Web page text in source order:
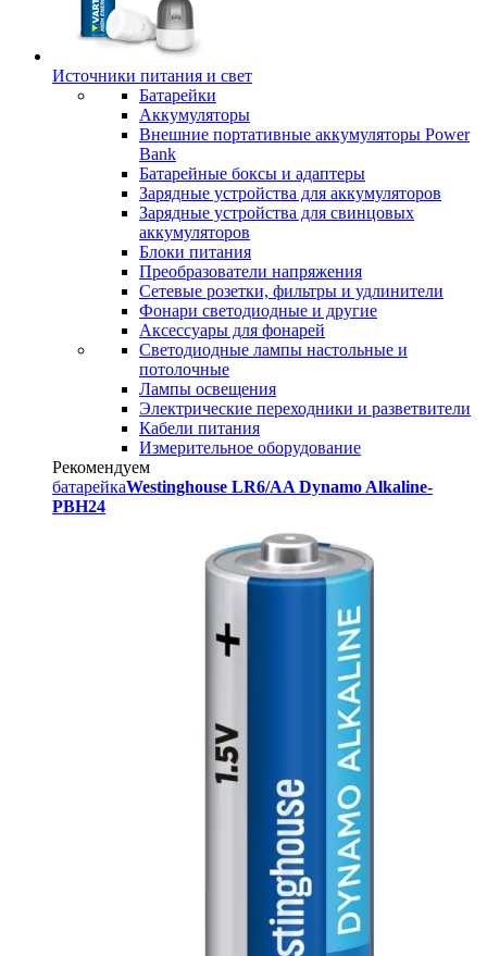
Источники питания и свет
Батарейки
Аккумуляторы
Внешние портативные аккумуляторы Power
Bank
Батарейные боксы и адаптеры
Зарядные устройства для аккумуляторов
Зарядные устройства для свинцовых
аккумуляторов
Блоки питания
Преобразователи напряжения
Сетевые розетки, фильтры и удлинители
Фонари светодиодные и другие
Аксессуары для фонарей
Светодиодные лампы настольные и
потолочные
Лампы освещения
Электрические переходники и разветвители
Кабели питания
Измерительное оборудование
Рекомендуем
батарейкаWestinghouse LR6/AA Dynamo Alkaline-
PBH24